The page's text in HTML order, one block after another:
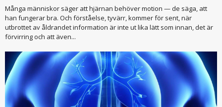
Många människor säger att hjärnan behöver motion — de säga, att
han fungerar bra. Och förståelse, tyvärr, kommer för sent, när
utbrottet av åldrandet information är inte ut lika lätt som innan, det är
förvirring och att även...